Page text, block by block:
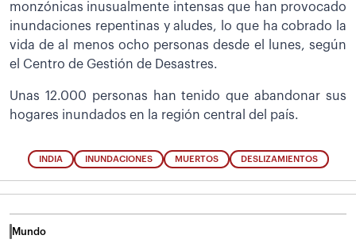
monzónicas inusualmente intensas que han provocado
inundaciones repentinas y aludes, lo que ha cobrado la
vida de al menos ocho personas desde el lunes, según
el Centro de Gestión de Desastres.
Unas 12.000 personas han tenido que abandonar sus
hogares inundados en la región central del país.
INDIA INUNDACIONES MUERTOS DESLIZAMIENTOS
Mundo